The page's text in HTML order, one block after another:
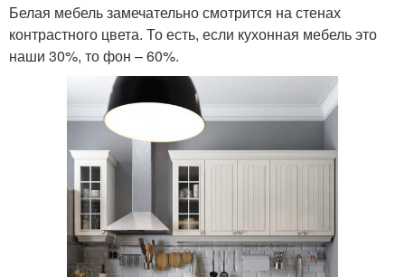
Белая мебель замечательно смотрится на стенах
контрастного цвета. То есть, если кухонная мебель это
наши 30%, то фон – 60%.